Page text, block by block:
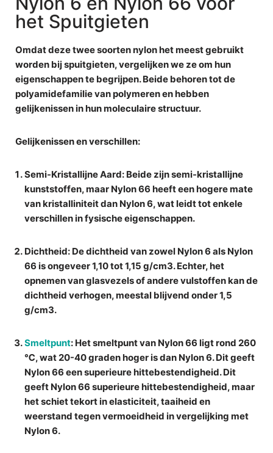
het Spuitgieten
Omdat deze twee soorten nylon het meest gebruikt
worden bij spuitgieten, vergelijken we ze om hun
eigenschappen te begrijpen. Beide behoren tot de
polyamidefamilie van polymeren en hebben
gelijkenissen in hun moleculaire structuur.
Gelijkenissen en verschillen:
Semi-Kristallijne Aard: Beide zijn semi-kristallijne
kunststoffen, maar Nylon 66 heeft een hogere mate
van kristalliniteit dan Nylon 6, wat leidt tot enkele
verschillen in fysische eigenschappen.
Dichtheid: De dichtheid van zowel Nylon 6 als Nylon
66 is ongeveer 1,10 tot 1,15 g/cm3. Echter, het
opnemen van glasvezels of andere vulstoffen kan de
dichtheid verhogen, meestal blijvend onder 1,5
g/cm3.
Smeltpunt: Het smeltpunt van Nylon 66 ligt rond 260
℃, wat 20-40 graden hoger is dan Nylon 6. Dit geeft
Nylon 66 een superieure hittebestendigheid. Dit
geeft Nylon 66 superieure hittebestendigheid, maar
het schiet tekort in elasticiteit, taaiheid en
weerstand tegen vermoeidheid in vergelijking met
Nylon 6.